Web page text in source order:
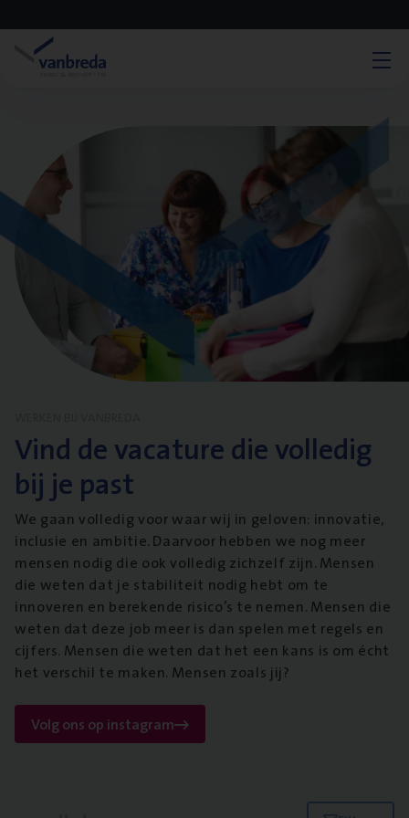
Vind de vacature die volledig
bij je past
We gaan volledig voor waar wij in geloven: innovatie,
inclusie en ambitie. Daarvoor hebben we nog meer
mensen nodig die ook volledig zichzelf zijn. Mensen
die weten dat je stabiliteit nodig hebt om te
innoveren en berekende risico’s te nemen. Mensen die
weten dat deze job meer is dan spelen met regels en
cijfers. Mensen die weten dat het een kans is om écht
het verschil te maken. Mensen zoals jij?
Volg ons op instagram